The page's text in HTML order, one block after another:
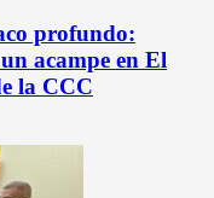
profundo:
acampe en El
la CCC